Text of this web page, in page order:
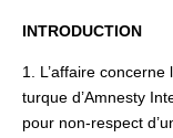
INTRODUCTION
1. L’affaire
turque d’Amnesty
pour non-respect